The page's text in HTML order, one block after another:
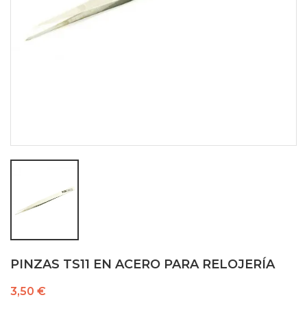
PINZAS TS11 EN ACERO PARA RELOJERÍA
3,50 €